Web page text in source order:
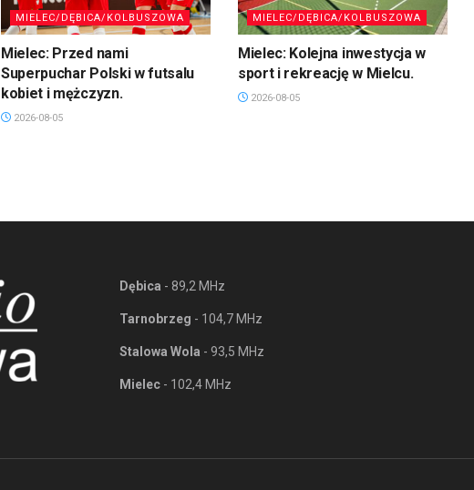
MIELEC/DĘBICA/KOLBUSZOWA
Mielec: Przed nami
Superpuchar Polski w futsalu
kobiet i mężczyzn.
2026-08-05
MIELEC/DĘBICA/KOLBUSZOWA
Mielec: Kolejna inwestycja w
sport i rekreację w Mielcu.
2026-08-05
Dębica - 89,2 MHz
Tarnobrzeg - 104,7 MHz
Stalowa Wola - 93,5 MHz
Mielec - 102,4 MHz